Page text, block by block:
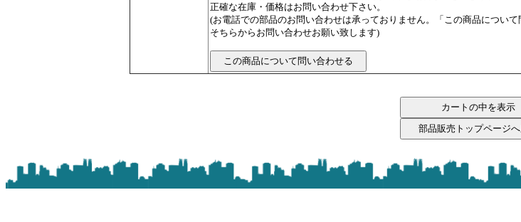
正確な在庫・価格はお問い合わせ下さい。
(お電話での部品のお問い合わせは承っておりません。「この商品につい
そちらからお問い合わせお願い致します)